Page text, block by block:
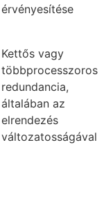
érvényesítése
Kettős vagy
többprocesszoros
redundancia,
általában az
elrendezés
változatosságával